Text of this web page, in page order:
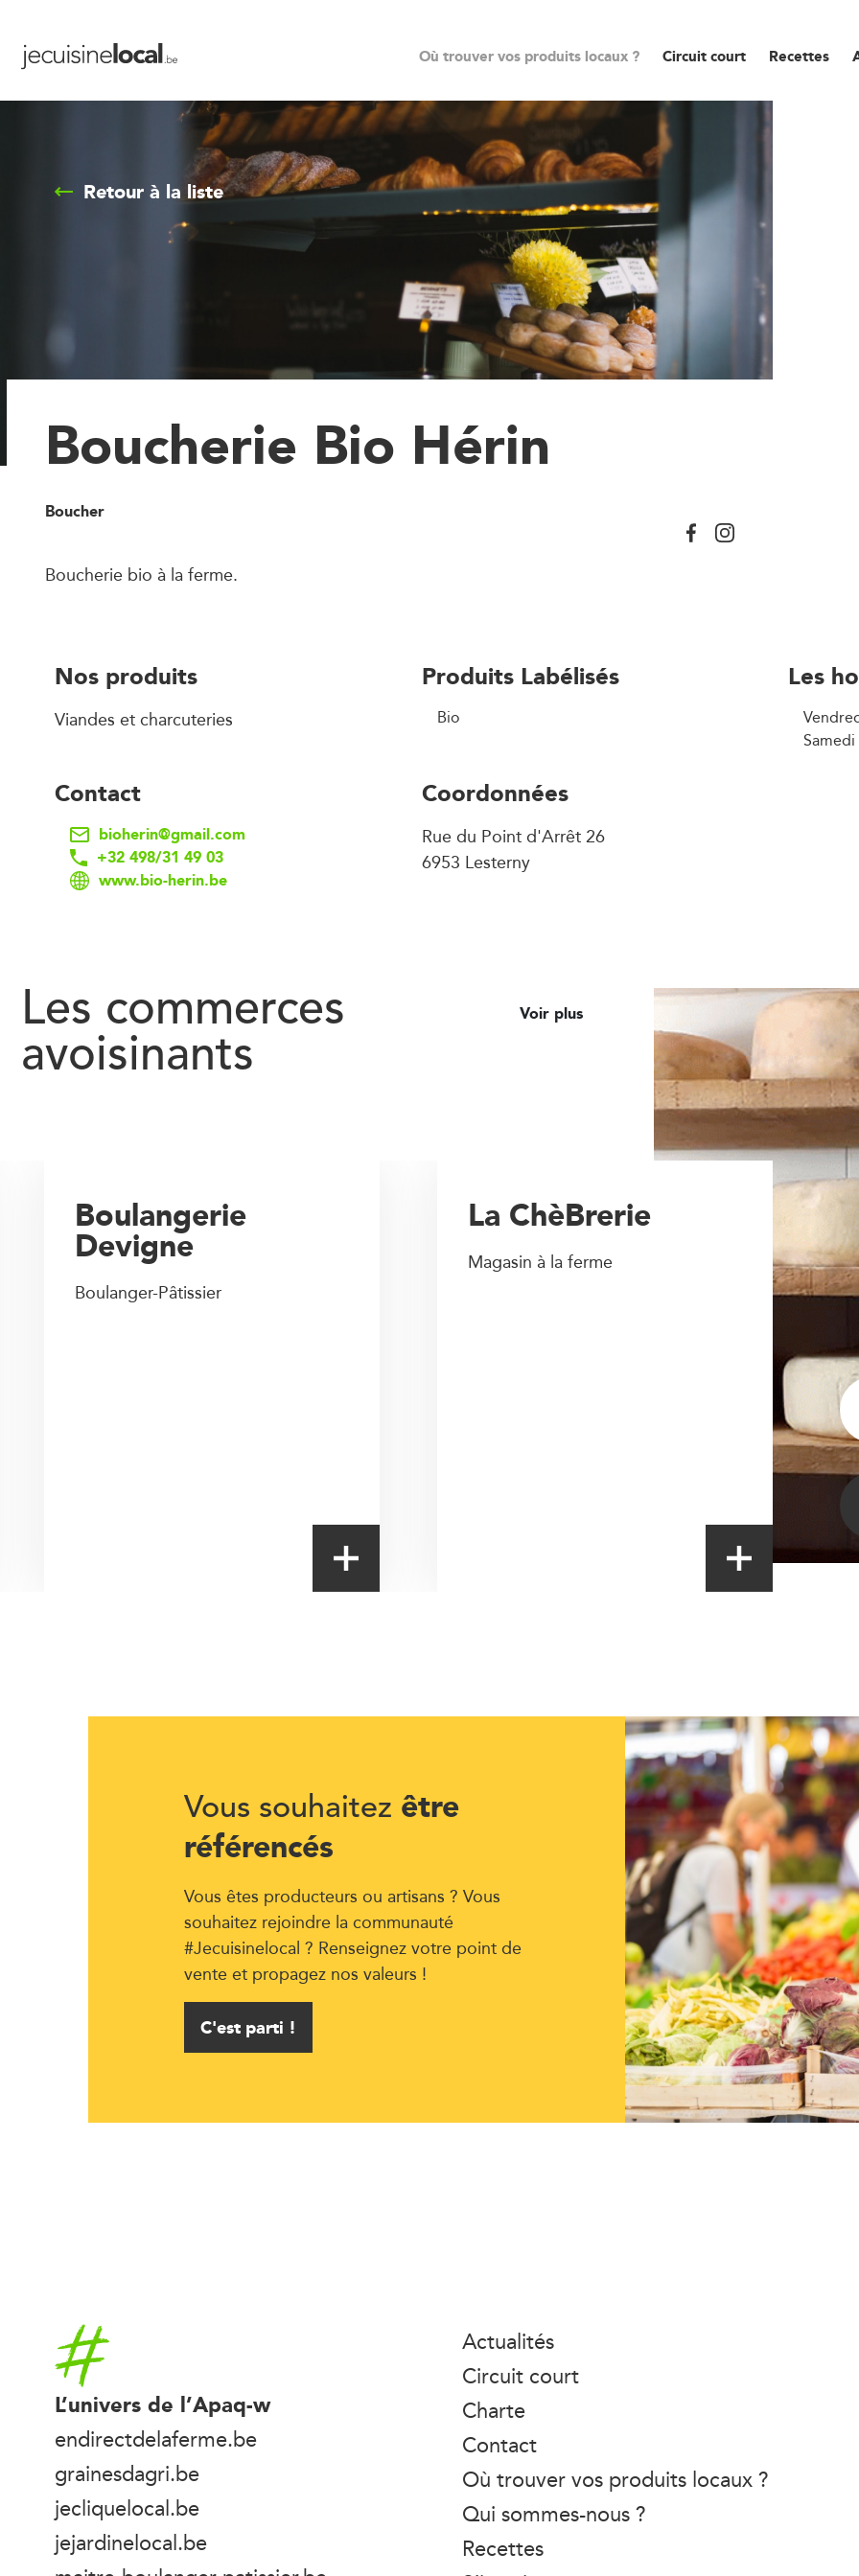
Où trouver vos produits locaux ? Circuit court Recettes
Retour à la liste
Boucherie Bio Hérin
Boucher
Boucherie bio à la ferme.
Nos produits
Viandes et charcuteries
Produits Labélisés
Bio
Les
Contact
bioherin@gmail.com
+32 498/31 49 03
www.bio-herin.be
Coordonnées
Rue du Point d'Arrêt 26
6953 Lesterny
Les commerces
avoisinants
Voir plus
La ChèBrerie
Magasin à la ferme
Boulangerie
Devigne
Boulanger-Pâtissier
Vous souhaitez être
référencés
Vous êtes producteurs ou artisans ? Vous
souhaitez rejoindre la communauté
#Jecuisinelocal ? Renseignez votre point de
vente et propagez nos valeurs !
C'est parti !
Accueil
L’univers de l’Apaq-w
endirectdelaferme.be
grainesdagri.be
jecliquelocal.be
jejardinelocal.be
Actualités
Circuit court
Charte
Contact
Où trouver vos produits locaux ?
Qui sommes-nous ?
Recettes